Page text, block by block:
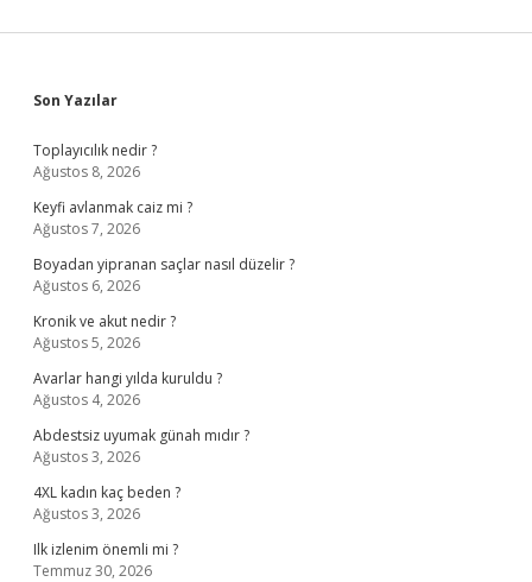
Sidebar
Son Yazılar
Toplayıcılık nedir ?
Ağustos 8, 2026
Keyfi avlanmak caiz mi ?
Ağustos 7, 2026
Boyadan yipranan saçlar nasıl düzelir ?
Ağustos 6, 2026
Kronik ve akut nedir ?
Ağustos 5, 2026
Avarlar hangi yılda kuruldu ?
Ağustos 4, 2026
Abdestsiz uyumak günah mıdır ?
Ağustos 3, 2026
4XL kadın kaç beden ?
Ağustos 3, 2026
Ilk izlenim önemli mi ?
Temmuz 30, 2026